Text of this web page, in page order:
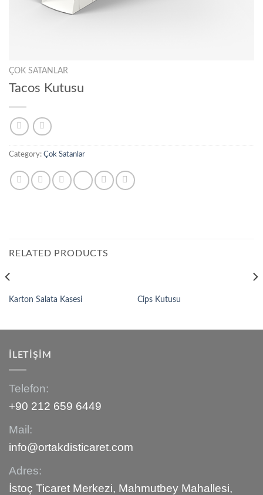
ÇOK SATANLAR
Tacos Kutusu
Category: Çok Satanlar
RELATED PRODUCTS
Karton Salata Kasesi Cips Kutusu
İLETIŞIM
Telefon:
+90 212 659 6449
Mail:
info@ortakdisticaret.com
Adres:
İstoç Ticaret Merkezi, Mahmutbey Mahallesi,